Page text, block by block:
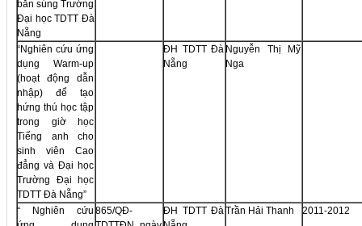
bắn súng Trường
Đại học TDTT Đà
Nẵng
“Nghiên cứu ứng
dụng Warm-up
(hoạt động dẫn
nhập) để tạo
hứng thú học tập
trong giờ học
Tiếng anh cho
sinh viên Cao
đẳng và Đại học
Trường Đại học
TDTT Đà Nẵng”
ĐH TDTT Đà
Nẵng
Nguyễn Thị Mỹ
Nga
“ Nghiên cứu 865/QĐ-
ĐH TDTT ĐàTrần Hải Thanh 2011-2012